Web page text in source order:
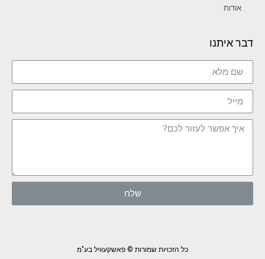
אודות
דבר איתנו
שלח
כל הזכויות שמורות © פאשקעוויל בע"מ